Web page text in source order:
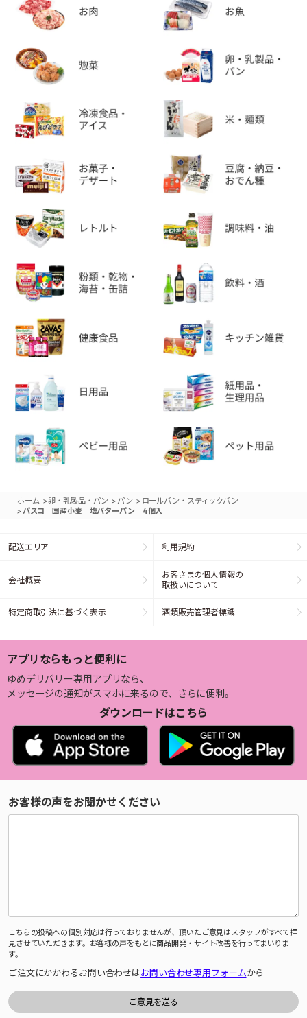
ホーム >卵・乳製品・パン > パン > ロールパン・スティックパン
> パスコ 国産小麦 塩バターパン 4個入
配送エリア 利用規約
会社概要
お客さまの個人情報の
取扱いについて
特定商取引法に基づく表示 酒類販売管理者標識
アプリならもっと便利に
ゆめデリバリー専用アプリなら、
メッセージの通知がスマホに来るので、さらに便利。
ダウンロードはこちら
お客様の声をお聞かせください
こちらの投稿への個別対応は行っておりませんが、頂いたご意見はスタッフがすべて拝
見させていただきます。お客様の声をもとに商品開発・サイト改善を行ってまいりま
す。
ご注文にかかわるお問い合わせはお問い合わせ専用フォームから